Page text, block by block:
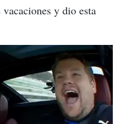
y dio esta